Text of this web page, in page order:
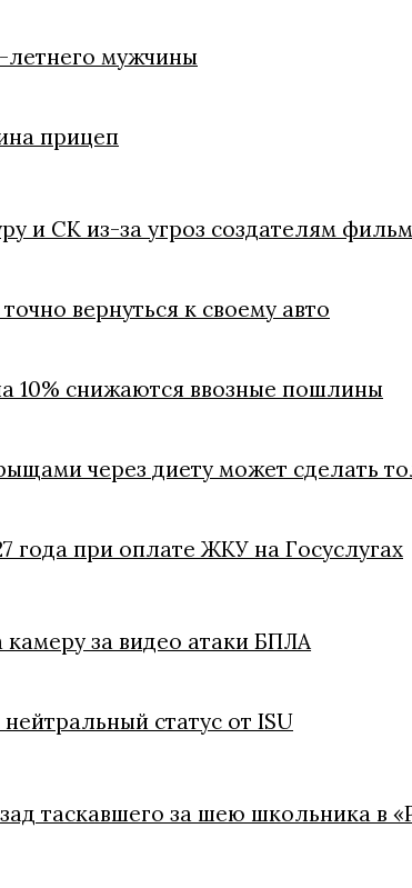
летнего мужчины
прицеп
и СК из-за угроз создателям
вернуться к своему авто
10% снижаются ввозные пошлины
через диету может сделать
года при оплате ЖКУ на Госуслугах
камеру за видео атаки БПЛА
статус от ISU
таскавшего за шею школьника в